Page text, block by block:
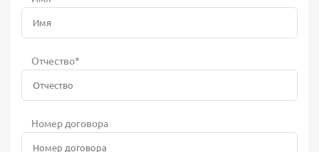
Отчество*
Номер договора